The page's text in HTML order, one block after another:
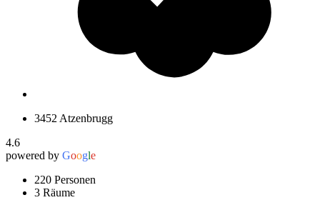
3452 Atzenbrugg
4.6
powered by Google
220 Personen
3 Räume